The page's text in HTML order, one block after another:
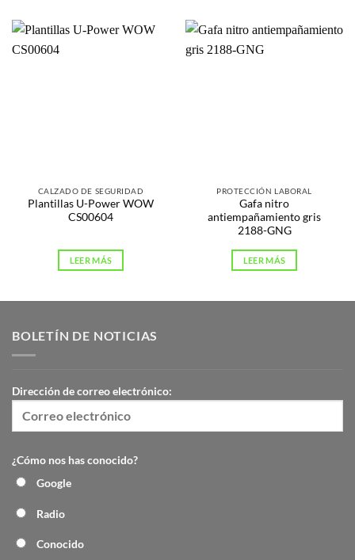
CALZADO DE SEGURIDAD
Plantillas U-Power WOW
CS00604
LEER MÁS
PROTECCIÓN LABORAL
Gafa nitro
antiempañamiento gris
2188-GNG
LEER MÁS
BOLETÍN DE NOTICIAS
Dirección de correo electrónico:
¿Cómo nos has conocido?
Google
Radio
Conocido